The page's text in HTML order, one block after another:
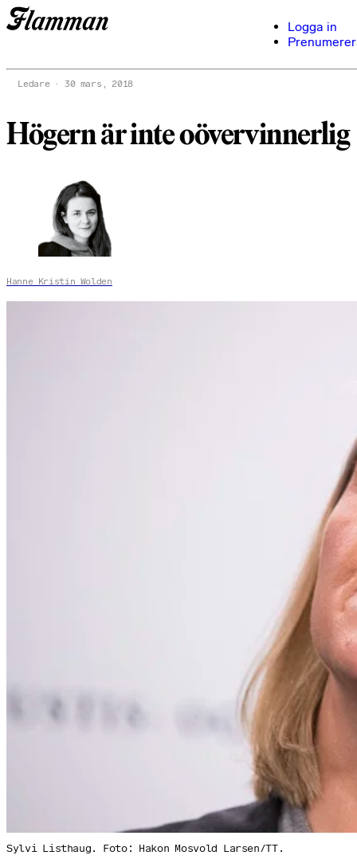
Logga in
Ledare 30 mars, 2018
Högern är inte oövervinnerlig
Hanne Kristin Wolden
Sylvi Listhaug. Foto: Hakon Mosvold Larsen/TT.